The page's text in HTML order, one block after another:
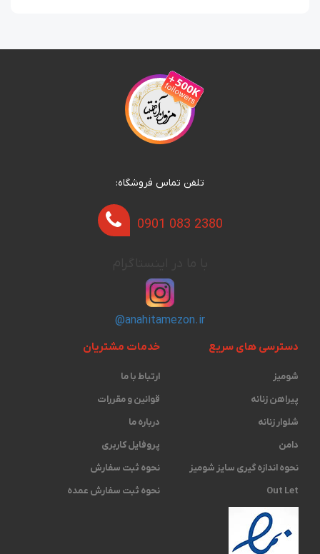
تلفن تماس فروشگاه:
0901 083 2380
@anahitamezon.ir
دسترسی های سریع
شومیز
پیراهن زنانه
شلوار زنانه
دامن
نحوه اندازه گیری ‫سایز شومیز
Out Let
خدمات مشتریان
ارتباط با ما
قوانین و مقررات
درباره ما
پروفایل کاربری
نحوه ثبت سفارش
نحوه ثبت سفارش عمده